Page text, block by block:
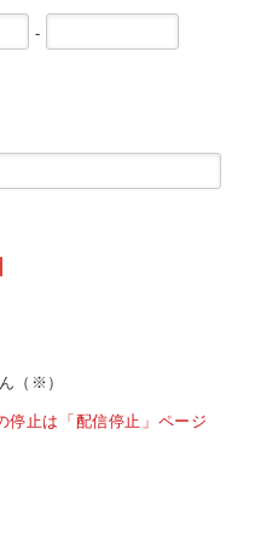
-
（※）
停止は「配信停止」ページ